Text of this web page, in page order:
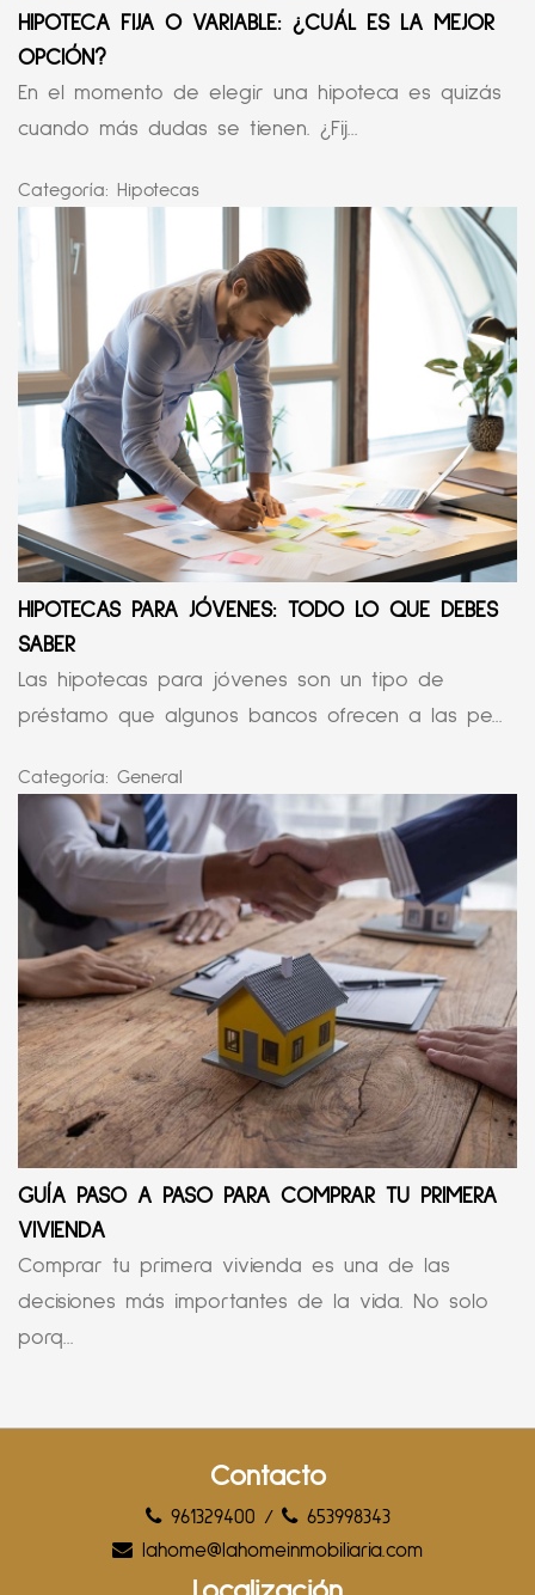
HIPOTECA FIJA O VARIABLE: ¿CUÁL ES LA MEJOR
OPCIÓN?
En el momento de elegir una hipoteca es quizás
cuando más dudas se tienen. ¿Fij...
Categoría: Hipotecas
HIPOTECAS PARA JÓVENES: TODO LO QUE DEBES
SABER
Las hipotecas para jóvenes son un tipo de
préstamo que algunos bancos ofrecen a las pe...
Categoría: General
GUÍA PASO A PASO PARA COMPRAR TU PRIMERA
VIVIENDA
Comprar tu primera vivienda es una de las
decisiones más importantes de la vida. No solo
porq...
Contacto
961329400 /
653998343
lahome@lahomeinmobiliaria.com